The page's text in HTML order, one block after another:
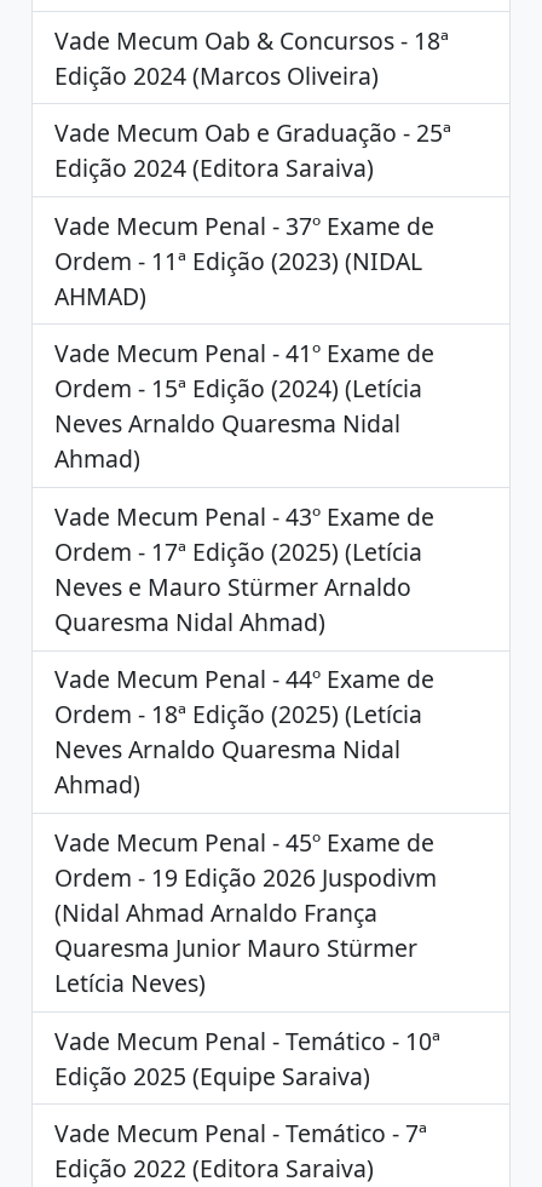
Vade Mecum Oab & Concursos - 18ª
Edição 2024 (Marcos Oliveira)
Vade Mecum Oab e Graduação - 25ª
Edição 2024 (Editora Saraiva)
Vade Mecum Penal - 37º Exame de
Ordem - 11ª Edição (2023) (NIDAL
AHMAD)
Vade Mecum Penal - 41º Exame de
Ordem - 15ª Edição (2024) (Letícia
Neves Arnaldo Quaresma Nidal
Ahmad)
Vade Mecum Penal - 43º Exame de
Ordem - 17ª Edição (2025) (Letícia
Neves e Mauro Stürmer Arnaldo
Quaresma Nidal Ahmad)
Vade Mecum Penal - 44º Exame de
Ordem - 18ª Edição (2025) (Letícia
Neves Arnaldo Quaresma Nidal
Ahmad)
Vade Mecum Penal - 45º Exame de
Ordem - 19 Edição 2026 Juspodivm
(Nidal Ahmad Arnaldo França
Quaresma Junior Mauro Stürmer
Letícia Neves)
Vade Mecum Penal - Temático - 10ª
Edição 2025 (Equipe Saraiva)
Vade Mecum Penal - Temático - 7ª
Edição 2022 (Editora Saraiva)